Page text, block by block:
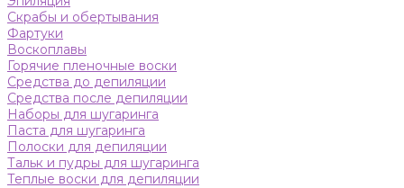
Скрабы и обертывания
Фартуки
Воскоплавы
Горячие пленочные воски
Средства до депиляции
Средства после депиляции
Наборы для шугаринга
Паста для шугаринга
Полоски для депиляции
Тальк и пудры для шугаринга
Теплые воски для депиляции